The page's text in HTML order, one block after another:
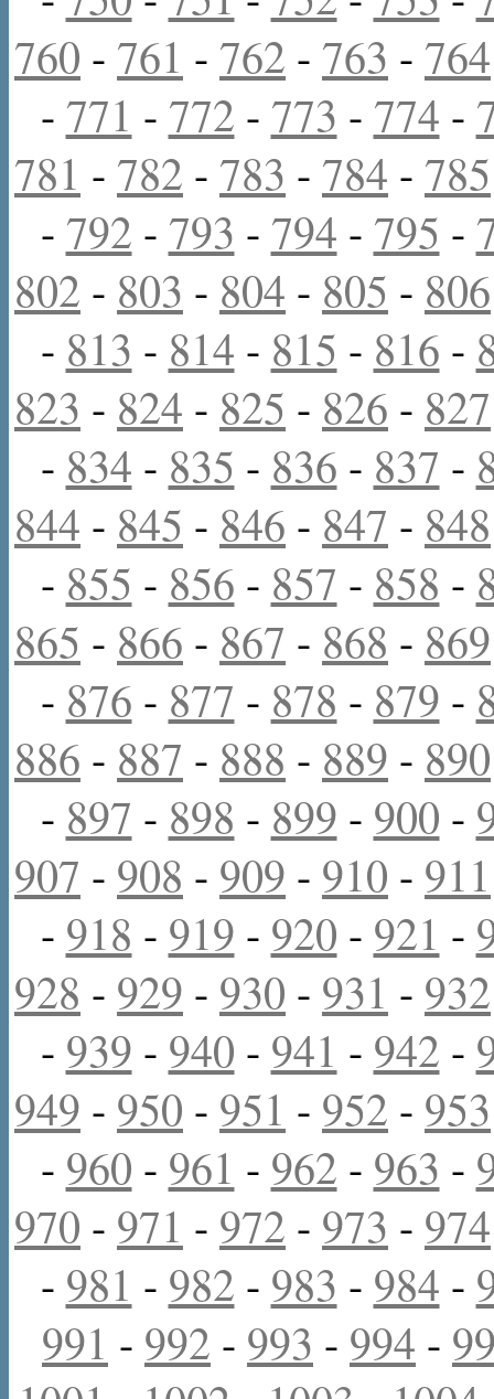
760 - 761 - 762 - 763 - 764
- 771 - 772 - 773 - 774 -
781 - 782 - 783 - 784 - 785
- 792 - 793 - 794 - 795 -
802 - 803 - 804 - 805 - 806
- 813 - 814 - 815 - 816 -
823 - 824 - 825 - 826 - 827
- 834 - 835 - 836 - 837 -
844 - 845 - 846 - 847 - 848
- 855 - 856 - 857 - 858 -
865 - 866 - 867 - 868 - 869
- 876 - 877 - 878 - 879 -
886 - 887 - 888 - 889 - 890
- 897 - 898 - 899 - 900 -
907 - 908 - 909 - 910 - 911
- 918 - 919 - 920 - 921 -
928 - 929 - 930 - 931 - 932
- 939 - 940 - 941 - 942 -
949 - 950 - 951 - 952 - 953
- 960 - 961 - 962 - 963 -
970 - 971 - 972 - 973 - 974
- 981 - 982 - 983 - 984 -
991 - 992 - 993 - 994 -